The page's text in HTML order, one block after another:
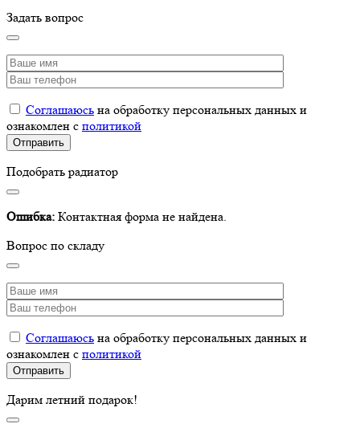
Задать вопрос
Соглашаюсь на обработку персональных данных и
ознакомлен с политикой
Подобрать радиатор
Ошибка: Контактная форма не найдена.
Вопрос по складу
Соглашаюсь на обработку персональных данных и
ознакомлен с политикой
Дарим летний подарок!